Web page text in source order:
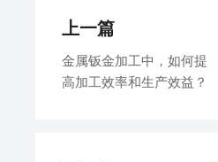
上一篇
金属钣金加工中，如何提
高加工效率和生产效益？